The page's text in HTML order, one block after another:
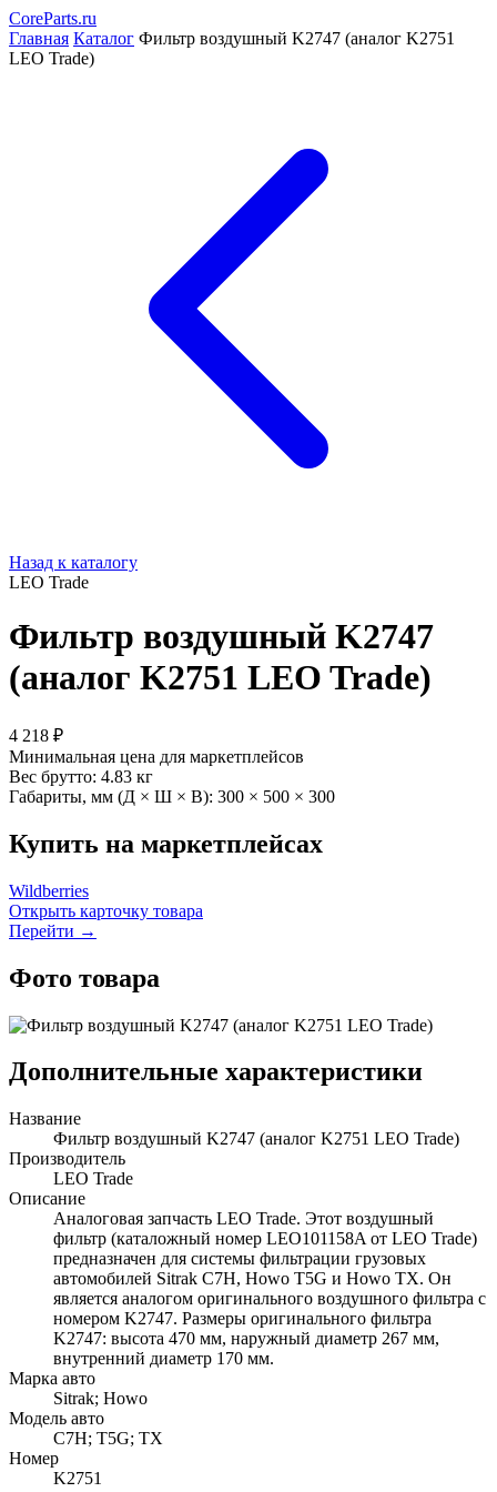
CoreParts.ru
Главная Каталог Фильтр воздушный K2747 (аналог K2751
LEO Trade)
Назад к каталогу
LEO Trade
Фильтр воздушный K2747
(аналог K2751 LEO Trade)
4 218 ₽
Минимальная цена для маркетплейсов
Вес брутто: 4.83 кг
Габариты, мм (Д × Ш × В): 300 × 500 × 300
Купить на маркетплейсах
Wildberries
Открыть карточку товара
Перейти →
Фото товара
Дополнительные характеристики
Название
Фильтр воздушный K2747 (аналог K2751 LEO Trade)
Производитель
LEO Trade
Описание
Аналоговая запчасть LEO Trade. Этот воздушный
фильтр (каталожный номер LEO101158A от LEO Trade)
предназначен для системы фильтрации грузовых
автомобилей Sitrak C7H, Howo T5G и Howo TX. Он
является аналогом оригинального воздушного фильтра с
номером K2747. Размеры оригинального фильтра
K2747: высота 470 мм, наружный диаметр 267 мм,
внутренний диаметр 170 мм.
Марка авто
Sitrak; Howo
Модель авто
C7H; T5G; TX
Номер
K2751